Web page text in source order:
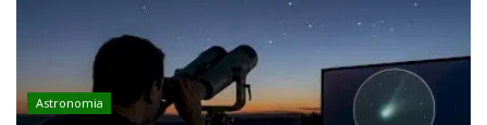
Astronomia